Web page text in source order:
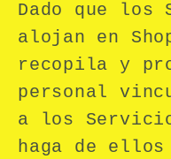
Dado que los
alojan en
recopila y
personal
a los
haga de